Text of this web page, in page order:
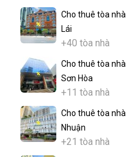
Cho thuê tòa
Lái
+40 tòa nhà
Cho thuê tòa
Sơn Hòa
+11 tòa nhà
Cho thuê tòa
Nhuận
+21 tòa nhà